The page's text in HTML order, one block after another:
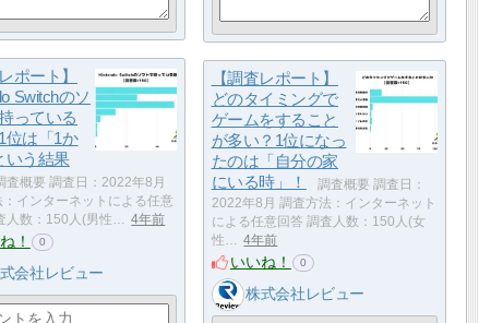
ポート】
Switchのソ
っている
位は「1か
いう結果
査概要 調査日：2022年8月
：インターネットによる任意
人数：150人(男性…
4年前
！ 0
会社レビュー
【調査レポート】
どのタイミングで
ゲームをすること
が多い？1位になっ
たのは「自分の家
にいる時」！
調査概要 調査日：
2022年8月 調査方法：インターネット
による任意回答 調査人数：150人(女
性…
4年前
いいね！ 0
株式会社レビュー